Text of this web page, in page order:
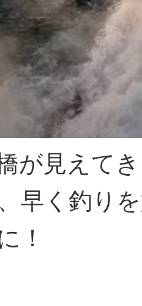
が見えて
早く釣り
！